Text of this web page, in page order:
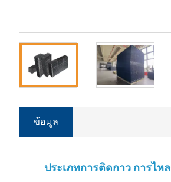
ข้อมูล
ประเภทการติดกาว การไ